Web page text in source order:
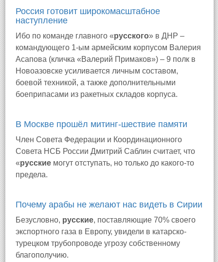
Россия готовит широкомасштабное
наступление
Ибо по команде главного «русского» в ДНР –
командующего 1-ым армейским корпусом Валерия
Асапова (кличка «Валерий Примаков») – 9 полк в
Новоазовске усиливается личным составом,
боевой техникой, а также дополнительными
боеприпасами из ракетных складов корпуса.
В Москве прошёл митинг-шествие памяти
Член Совета Федерации и Координационного
Совета НСБ России Дмитрий Саблин считает, что
«русские могут отступать, но только до какого-то
предела.
Почему арабы не желают нас видеть в Сирии
Безусловно, русские, поставляющие 70% своего
экспортного газа в Европу, увидели в катарско-
турецком трубопроводе угрозу собственному
благополучию.